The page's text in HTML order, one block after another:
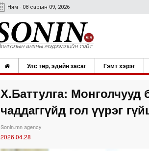
Ням - 08 сарын 09, 2026
Улс төр, эдийн засаг Гэмт хэрэг
Х.Баттулга: Монголчууд
чаддаггүйд гол үүрэг
Sonin.mn agency
2026.04.28